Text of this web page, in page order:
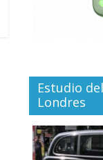
Estudio
Londres